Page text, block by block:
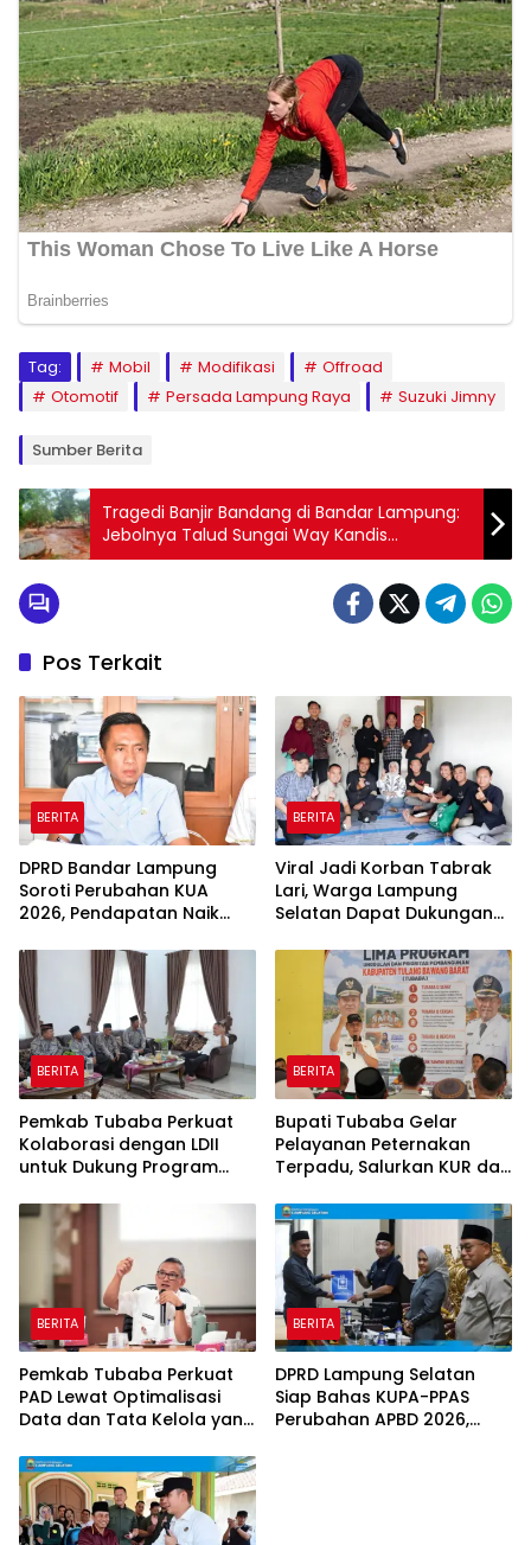
Tag: Mobil Modifikasi
Offroad
Otomotif
Persada Lampung Raya Suzuki Jimny
Sumber Berita
Tragedi Banjir Bandang di Bandar Lampung:
Jebolnya Talud Sungai Way Kandis
Hanyutkan Perum Glora Persada di Rajabasa
Pos Terkait
BERITA
DPRD Bandar Lampung
Soroti Perubahan KUA
2026, Pendapatan Naik
Dipangkas
BERITA
Viral Jadi Korban Tabrak
Lari, Warga Lampung
Selatan Dapat Dukungan
Influencer
BERITA
Pemkab Tubaba Perkuat
Kolaborasi dengan LDII
untuk Dukung Program
BERITA
Bupati Tubaba Gelar
Pelayanan Peternakan
Terpadu, Salurkan KUR dan
Ketenagakerjaan
BERITA
Pemkab Tubaba Perkuat
PAD Lewat Optimalisasi
Data dan Tata Kelola yang
BERITA
DPRD Lampung Selatan
Siap Bahas KUPA-PPAS
Perubahan APBD 2026,